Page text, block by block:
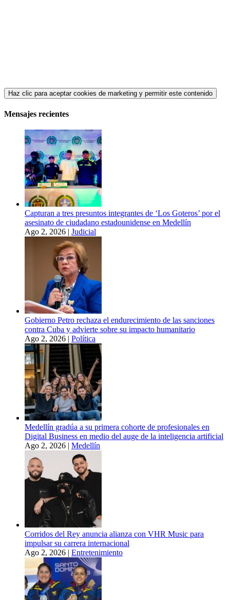
Haz clic para aceptar cookies de marketing y permitir este contenido
Mensajes recientes
Capturan a tres presuntos integrantes de ‘Los Goteros’ por el
asesinato de ciudadano estadounidense en Medellín
Ago 2, 2026 | Judicial
Gobierno Petro rechaza el endurecimiento de las sanciones
contra Cuba y advierte sobre su impacto humanitario
Ago 2, 2026 | Política
Medellín gradúa a su primera cohorte de profesionales en
Digital Business en medio del auge de la inteligencia artificial
Ago 2, 2026 | Medellín
Corridos del Rey anuncia alianza con VHR Music para
impulsar su carrera internacional
Ago 2, 2026 | Entretenimiento